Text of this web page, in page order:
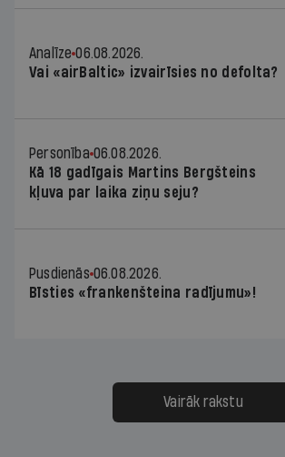
Analīze 06.08.2026.
Vai «airBaltic» izvairīsies no defolta?
Personība 06.08.2026.
Kā 18 gadīgais Martins Bergšteins
kļuva par laika ziņu seju?
Pusdienās 06.08.2026.
Bīsties «frankenšteina radījumu»!
Vairāk rakstu